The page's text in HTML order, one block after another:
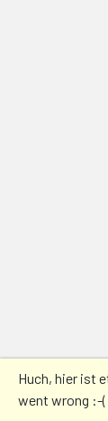
Huch, hier ist
went wrong :-(